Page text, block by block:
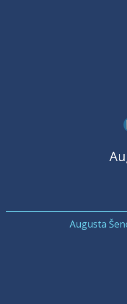
Augusta